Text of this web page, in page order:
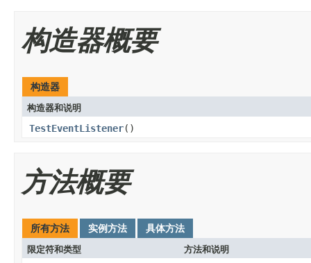
构造器概要
构造器
构造器和说明
TestEventListener()
方法概要
所有方法 实例方法 具体方法
限定符和类型 方法和说明